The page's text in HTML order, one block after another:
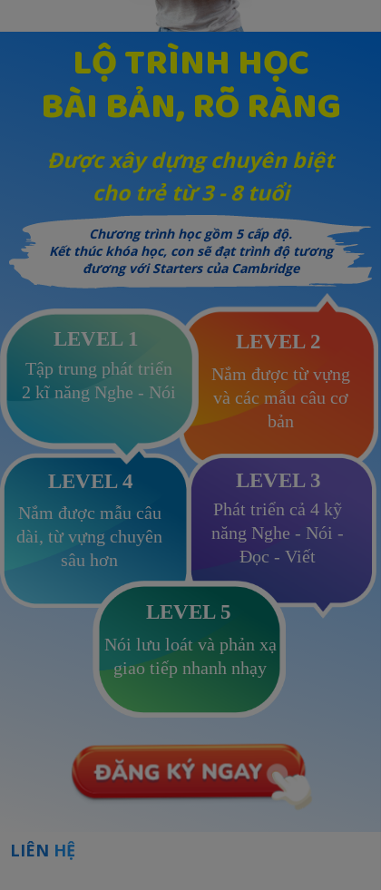
LỘ TRÌNH HỌC
BÀI BẢN, RÕ RÀNG
Được xây dựng chuyên biệt
cho trẻ từ 3 - 8 tuổi
Chương trình học gồm 5 cấp độ.
Kết thúc khóa học, con sẽ đạt trình độ tương
đương với Starters của Cambridge
LEVEL 2
Nắm được từ vựng
và các mẫu câu cơ
bản
LEVEL 3
Phát triển cả 4 kỹ
năng Nghe - Nói -
Đọc - Viết
LEVEL 4
Nắm được mẫu câu
dài, từ vựng chuyên
sâu hơn
LEVEL 5
Nói lưu loát và phản xạ
giao tiếp nhanh nhạy
LEVEL 1
Tập trung phát triển
2 kĩ năng Nghe - Nói
LIÊN HỆ